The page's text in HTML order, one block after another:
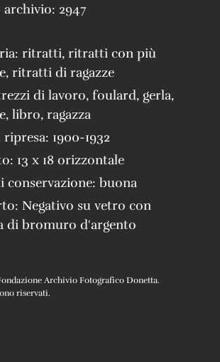
2947
ritratti, ritratti con più
, ritratti di ragazze
di lavoro, foulard, gerla,
, libro, ragazza
ripresa: 1900-1932
13 x 18 orizzontale
conservazione: buona
Negativo su vetro con
di bromuro d'argento
Archivio Fotografico Donetta.
riservati.